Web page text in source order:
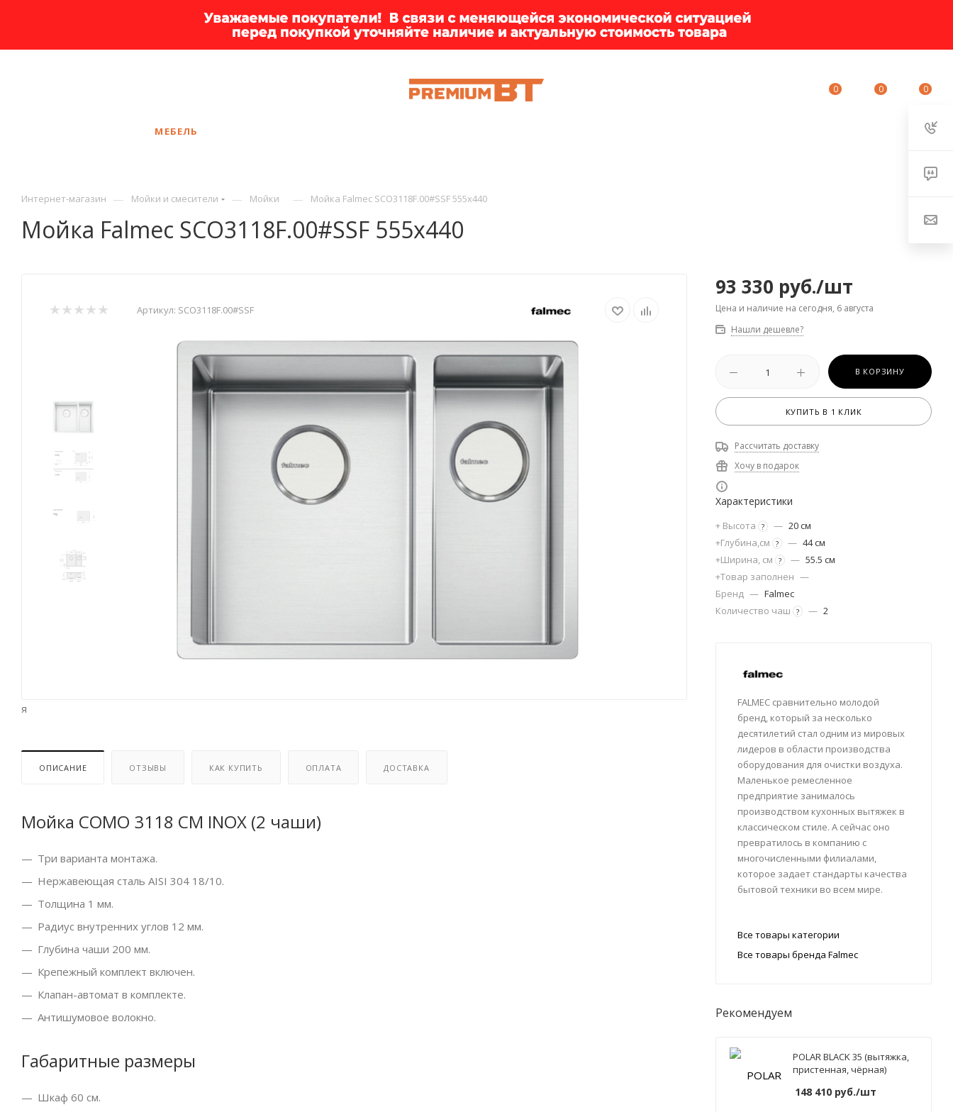
0 0 0
МЕБЕЛЬ
Интернет-магазин — Мойки и смесители — Мойки — Мойка Falmec SCO3118F.00#SSF 555x440
Мойка Falmec SCO3118F.00#SSF 555x440
Артикул: SCO3118F.00#SSF
я
ОПИСАНИЕ ОТЗЫВЫ КАК КУПИТЬ ОПЛАТА ДОСТАВКА
Мойка COMO 3118 CM INOX (2 чаши)
Три варианта монтажа.
Нержавеющая сталь AISI 304 18/10.
Толщина 1 мм.
Радиус внутренних углов 12 мм.
Глубина чаши 200 мм.
Крепежный комплект включен.
Клапан-автомат в комплекте.
Антишумовое волокно.
Габаритные размеры
Шкаф 60 см.
93 330 руб./шт
Цена и наличие на сегодня, 6 августа
Нашли дешевле?
В КОРЗИНУ
КУПИТЬ В 1 КЛИК
Рассчитать доставку
Хочу в подарок
Характеристики
+ Высота ? — 20 см
+Глубина,см ? — 44 см
+Ширина, см ? — 55.5 см
+Товар заполнен —
Бренд — Falmec
Количество чаш ? — 2
FALMEC сравнительно молодой
бренд, который за несколько
десятилетий стал одним из мировых
лидеров в области производства
оборудования для очистки воздуха.
Маленькое ремесленное
предприятие занималось
производством кухонных вытяжек в
классическом стиле. А сейчас оно
превратилось в компанию с
многочисленными филиалами,
которое задает стандарты качества
бытовой техники во всем мире.
Все товары категории
Все товары бренда Falmec
Рекомендуем
POLAR BLACK 35 (вытяжка,
пристенная, чёрная)
148 410 руб./шт